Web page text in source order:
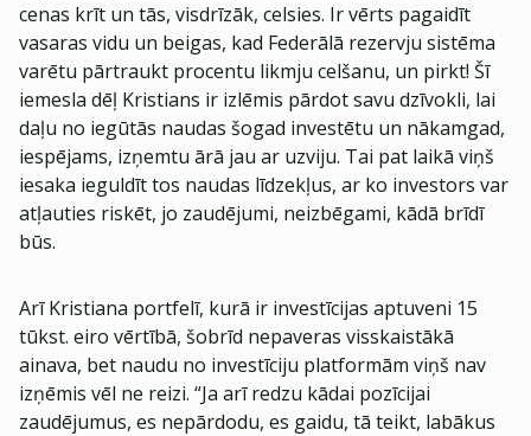
cenas krīt un tās, visdrīzāk, celsies. Ir vērts pagaidīt
vasaras vidu un beigas, kad Federālā rezervju sistēma
varētu pārtraukt procentu likmju celšanu, un pirkt! Šī
iemesla dēļ Kristians ir izlēmis pārdot savu dzīvokli, lai
daļu no iegūtās naudas šogad investētu un nākamgad,
iespējams, izņemtu ārā jau ar uzviju. Tai pat laikā viņš
iesaka ieguldīt tos naudas līdzekļus, ar ko investors var
atļauties riskēt, jo zaudējumi, neizbēgami, kādā brīdī
būs.
Arī Kristiana portfelī, kurā ir investīcijas aptuveni 15
tūkst. eiro vērtībā, šobrīd nepaveras visskaistākā
ainava, bet naudu no investīciju platformām viņš nav
izņēmis vēl ne reizi. “Ja arī redzu kādai pozīcijai
zaudējumus, es nepārdodu, es gaidu, tā teikt, labākus